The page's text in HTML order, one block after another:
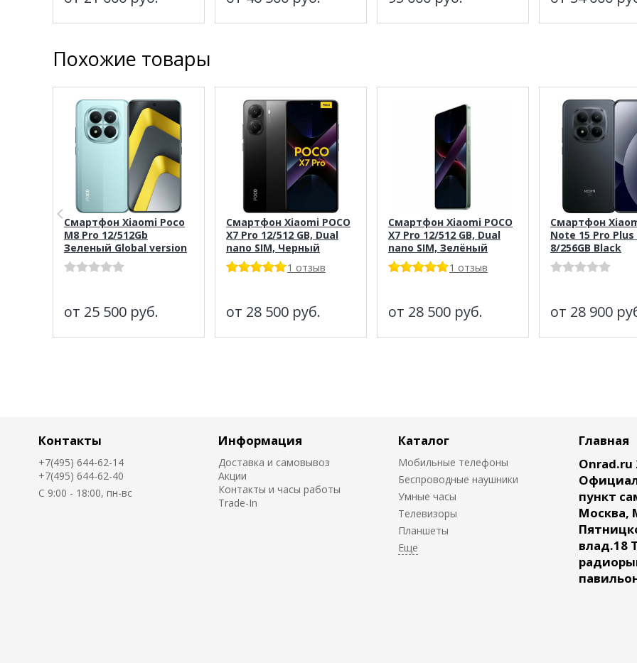
Похожие товары
Смартфон Xiaomi Poco
M8 Pro 12/512Gb
Зеленый Global version
от 25 500 руб.
Смартфон Xiaomi POCO
X7 Pro 12/512 GB, Dual
nano SIM, Черный
1 отзыв
от 28 500 руб.
Смартфон Xiaomi POCO
X7 Pro 12/512 GB, Dual
nano SIM, Зелёный
1 отзыв
от 28 500 руб.
Смартфон
Note 15 Pro Plus
8/256GB Black
от 28 900
Контакты
+7(495) 644-62-14
+7(495) 644-62-40
C 9:00 - 18:00, пн-вс
Информация
Доставка и самовывоз
Акции
Контакты и часы работы
Trade-In
Каталог
Мобильные телефоны
Беспроводные наушники
Умные часы
Телевизоры
Планшеты
Главная
Onrad.ru
пункт
Москва,
влад.18